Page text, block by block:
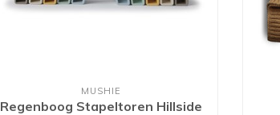
MUSHIE
Regenboog Stapeltoren Hillside